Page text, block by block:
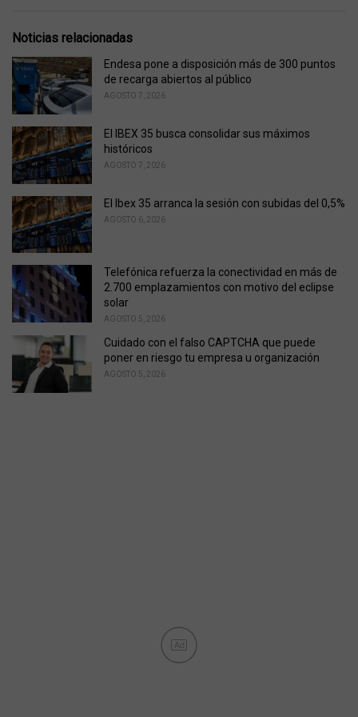
e
o
r
i
:
Noticias relacionadas
Endesa pone a disposición más de 300 puntos
de recarga abiertos al público
AGOSTO 7, 2026
El IBEX 35 busca consolidar sus máximos
históricos
AGOSTO 7, 2026
El Ibex 35 arranca la sesión con subidas del 0,5%
AGOSTO 6, 2026
Telefónica refuerza la conectividad en más de
2.700 emplazamientos con motivo del eclipse
solar
AGOSTO 5, 2026
Cuidado con el falso CAPTCHA que puede
poner en riesgo tu empresa u organización
AGOSTO 5, 2026
Ad